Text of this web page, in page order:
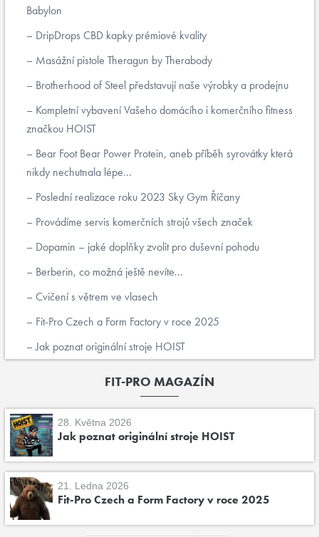
Babylon
DripDrops CBD kapky prémiové kvality
Masážní pistole Theragun by Therabody
Brotherhood of Steel představují naše výrobky a prodejnu
Kompletní vybavení Vašeho domácího i komerčního fitness
značkou HOIST
Bear Foot Bear Power Protein, aneb příběh syrovátky která
nikdy nechutnala lépe...
Poslední realizace roku 2023 Sky Gym Říčany
Provádíme servis komerčních strojů všech značek
Dopamin – jaké doplňky zvolit pro duševní pohodu
Berberin, co možná ještě nevíte...
Cvičení s větrem ve vlasech
Fit-Pro Czech a Form Factory v roce 2025
Jak poznat originální stroje HOIST
FIT-PRO MAGAZÍN
28. Května 2026
Jak poznat originální stroje HOIST
21. Ledna 2026
Fit-Pro Czech a Form Factory v roce 2025